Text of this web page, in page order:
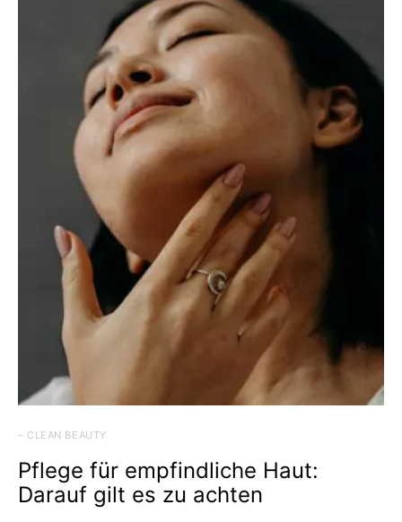
– CLEAN BEAUTY
Pflege für empfindliche Haut:
Darauf gilt es zu achten